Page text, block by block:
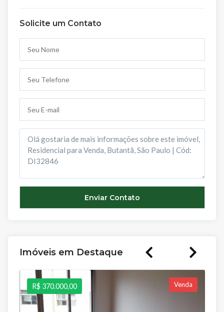
Solicite um Contato
Imóveis em Destaque
R$ 370.000,00 Venda